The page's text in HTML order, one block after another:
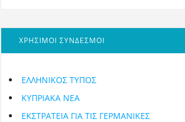
ΧΡΗΣΙΜΟΙ ΣΥΝΔΕΣΜΟΙ
ΕΛΛΗΝΙΚΟΣ ΤΥΠΟΣ
ΚΥΠΡΙΑΚΑ ΝΕΑ
ΕΚΣΤΡΑΤΕΙΑ ΓΙΑ ΤΙΣ ΓΕΡΜΑΝΙΚΕΣ